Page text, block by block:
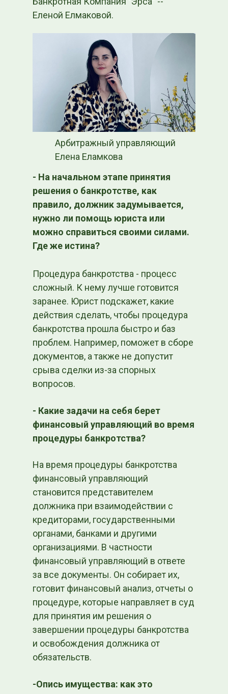
Еленой Елмаковой.
Арбитражный управляющий
Елена Еламкова
- На начальном этапе принятия
решения о банкротстве, как
правило, должник задумывается,
нужно ли помощь юриста или
можно справиться своими силами.
Где же истина?
Процедура банкротства - процесс
сложный. К нему лучше готовится
заранее. Юрист подскажет, какие
действия сделать, чтобы процедура
банкротства прошла быстро и баз
проблем. Например, поможет в сборе
документов, а также не допустит
срыва сделки из-за спорных
вопросов.
- Какие задачи на себя берет
финансовый управляющий во время
процедуры банкротства?
На время процедуры банкротства
финансовый управляющий
становится представителем
должника при взаимодействии с
кредиторами, государственными
органами, банками и другими
организациями. В частности
финансовый управляющий в ответе
за все документы. Он собирает их,
готовит финансовый анализ, отчеты о
процедуре, которые направляет в суд
для принятия им решения о
завершении процедуры банкротства
и освобождения должника от
обязательств.
-Опись имущества: как это